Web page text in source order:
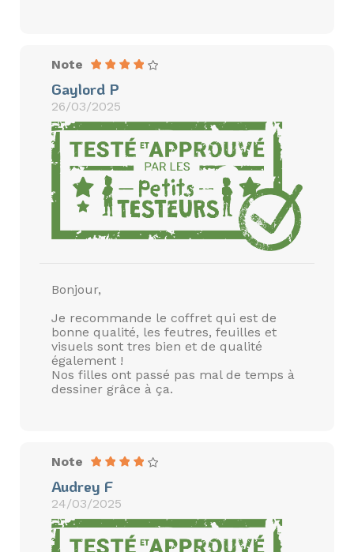
Note
Gaylord P
26/03/2025
Bonjour,
Je recommande le coffret qui est de
bonne qualité, les feutres, feuilles et
visuels sont tres bien et de qualité
également !
Nos filles ont passé pas mal de temps à
dessiner grâce à ça.
Note
Audrey F
24/03/2025